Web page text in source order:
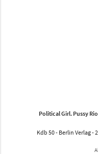
Political Girl. Pussy
Kdb 50 - Berlin Verlag -